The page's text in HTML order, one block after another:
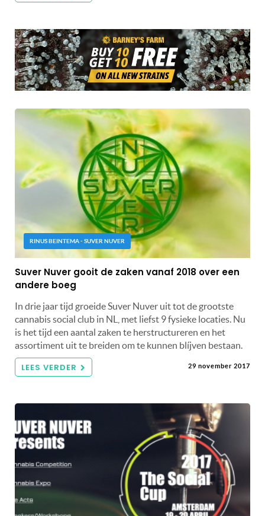
RINUS BEINTEMA - SUVER NUVER
Suver Nuver gooit de zaken vanaf 2018 over een
andere boeg
In drie jaar tijd groeide Suver Nuver uit tot de grootste
cannabis social club in NL, met liefst 9 fysieke locaties. Nu
is het tijd een aantal zaken te herstructureren en het
assortiment uit te breiden om te kunnen blíjven bestaan.
LEES VERDER 29 november 2017